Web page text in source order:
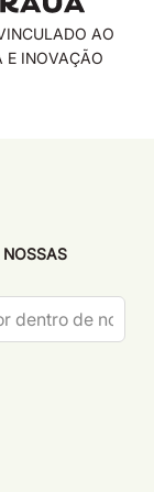
AO
E INOVAÇÃO
NOSSAS